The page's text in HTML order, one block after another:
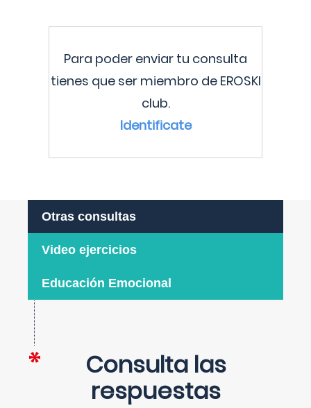
Para poder enviar tu consulta
tienes que ser miembro de EROSKI
club.
Identificate
Otras consultas
Video ejercicios
Educación Emocional
Consulta las
respuestas